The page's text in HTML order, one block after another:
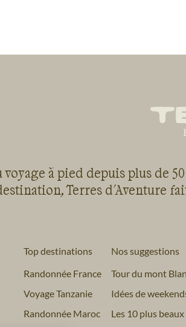
voyage à pied depuis plus de
Terres d'Aventure
Top destinations
Randonnée France
Voyage Tanzanie
Randonnée Maroc
Nos suggestions
Tour du mont
Idées de
Les 10 plus